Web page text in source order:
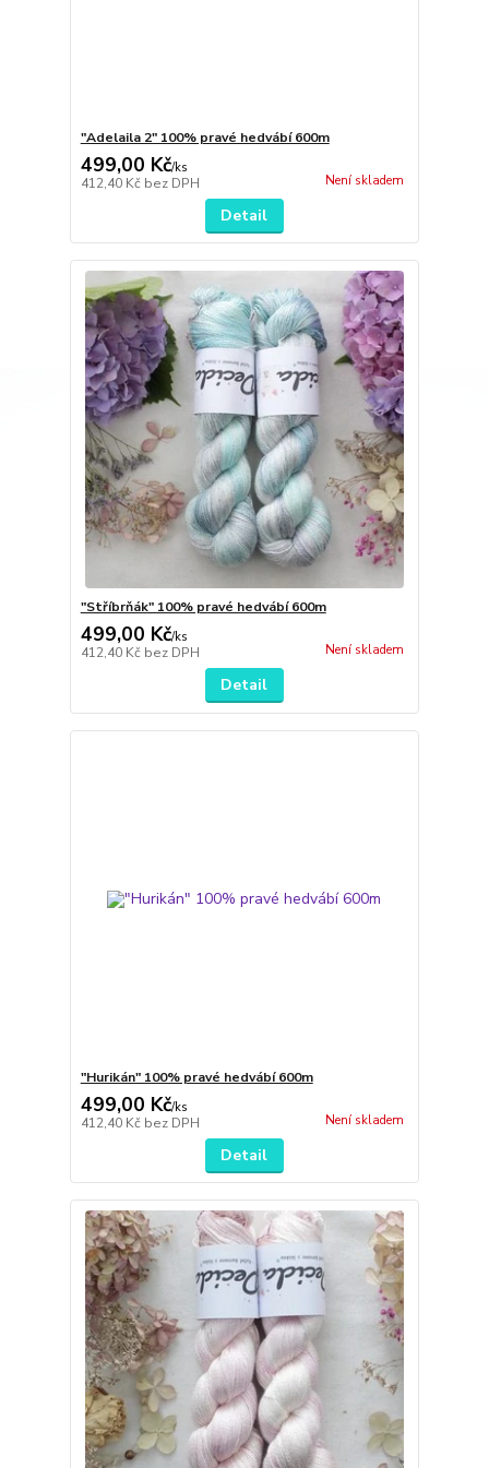
"Adelaila 2" 100% pravé hedvábí 600m
499,00 Kč/ks
412,40 Kč bez DPH Není skladem
Detail
"Stříbrňák" 100% pravé hedvábí 600m
499,00 Kč/ks
412,40 Kč bez DPH Není skladem
Detail
"Hurikán" 100% pravé hedvábí 600m
499,00 Kč/ks
412,40 Kč bez DPH Není skladem
Detail